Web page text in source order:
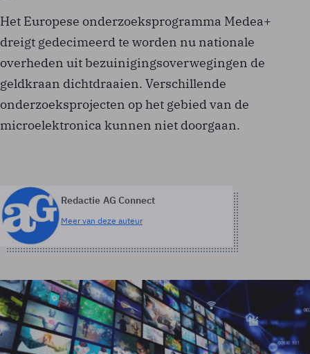
Het Europese onderzoeksprogramma Medea+
dreigt gedecimeerd te worden nu nationale
overheden uit bezuinigingsoverwegingen de
geldkraan dichtdraaien. Verschillende
onderzoeksprojecten op het gebied van de
microelektronica kunnen niet doorgaan.
Redactie AG Connect
Meer van deze auteur